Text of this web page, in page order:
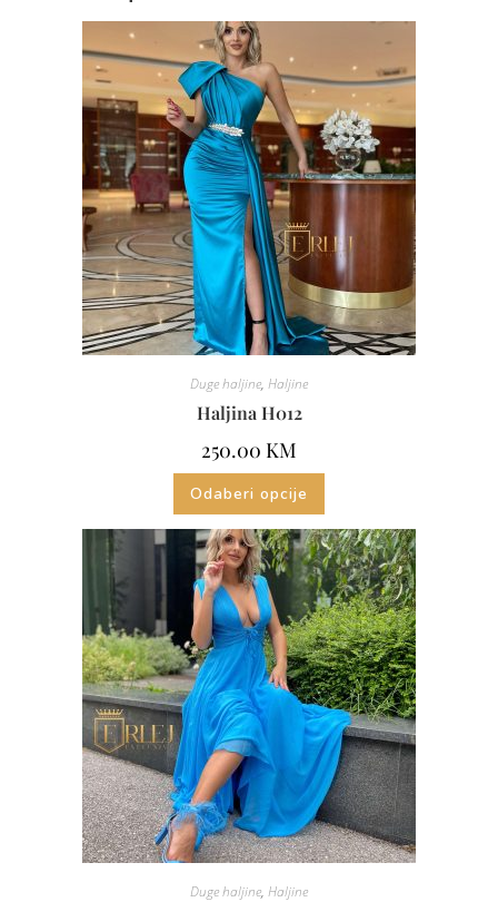
Duge haljine, Haljine
Haljina H012
250.00 KM
Odaberi opcije
Duge haljine, Haljine